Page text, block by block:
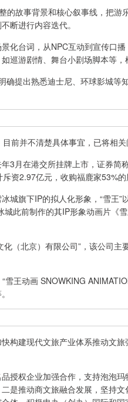
故事背景和核心叙事线，把游
断进行内容迭代。
台词，从NPC互动到宣传口播
巡游剧情、舞台小剧场脚本等，
提出熟悉迪士尼、环球影城等
并不清楚具体事宜，已将相关
月在港交所挂牌上市，证券简
资2.97亿元，收购福鹿家53%的
旗下IP的拟人化形象，“雪王”
此前制作的其IP形象动画片《
北京）有限公司”，该公司主
动画 SNOWKING
建现代文旅产业体系推动文旅
权企业加强合作，支持泡泡玛
是推动商文旅融合发展，坚持